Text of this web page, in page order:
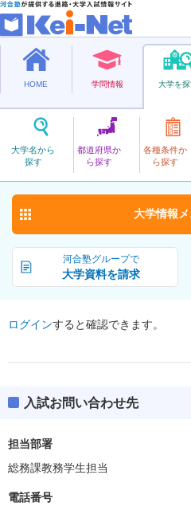
HOME 学問情報 大学を
大学名から
探す
都道府県か
ら探す
各種条件か
ら探す
公立
みやざきけんりつかんご
宮崎県立看護
河合塾グループで
大学資料を請求
大学情報
ログインすると確認できます。
入試お問い合わせ先
担当部署
総務課教務学生担当
電話番号